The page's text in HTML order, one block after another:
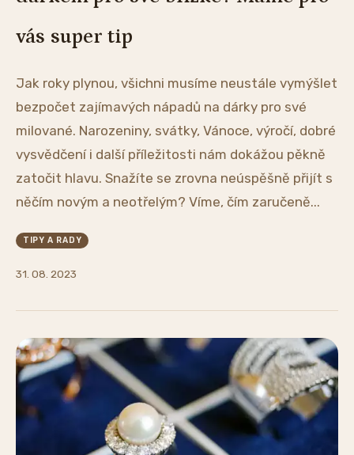
vás super tip
Jak roky plynou, všichni musíme neustále vymýšlet
bezpočet zajímavých nápadů na dárky pro své
milované. Narozeniny, svátky, Vánoce, výročí, dobré
vysvědčení i další příležitosti nám dokážou pěkně
zatočit hlavu. Snažíte se zrovna neúspěšně přijít s
něčím novým a neotřelým? Víme, čím zaručeně...
TIPY A RADY
31. 08. 2023